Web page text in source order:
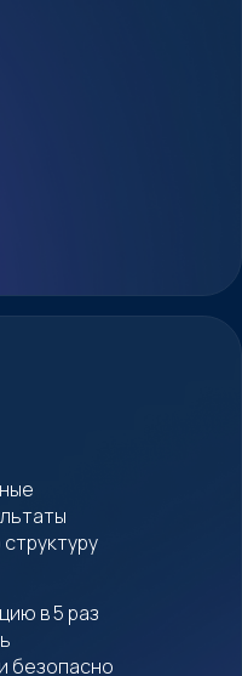
в 5 раз
безопасно